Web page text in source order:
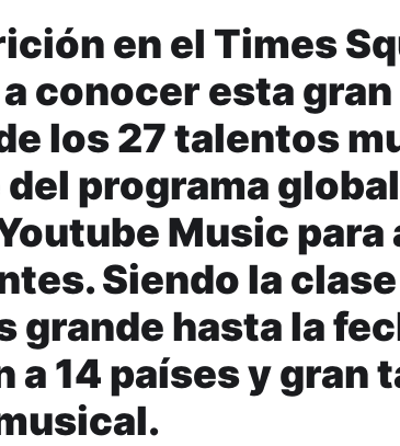
en el Times
conocer esta
los 27 talentos
programa
Music
Siendo la
grande hasta la
a 14 países y gran